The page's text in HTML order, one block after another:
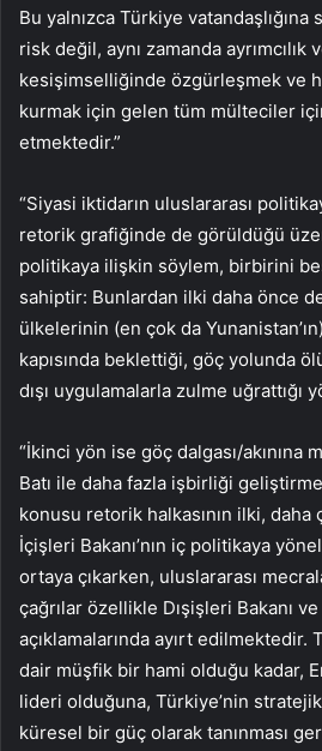
Bu yalnızca Türkiye
risk değil, aynı zamanda ayrımcılık
kesişimselliğinde özgürleşmek ve
kurmak için gelen tüm mülteciler
etmektedir.”
“Siyasi iktidarın uluslararası
retorik grafiğinde de görüldüğü
politikaya ilişkin söylem, birbirini
sahiptir: Bunlardan ilki daha önce
ülkelerinin (en çok da
kapısında beklettiği, göç yolunda
dışı uygulamalarla zulme uğrattığı
“İkinci yön ise göç dalgası/akınına
Batı ile daha fazla işbirliği
konusu retorik halkasının ilki, daha
İçişleri Bakanı’nın iç politikaya
ortaya çıkarken, uluslararası
çağrılar özellikle Dışişleri Bakanı ve
açıklamalarında ayırt edilmektedir.
dair müşfik bir hami olduğu kadar,
lideri olduğuna, Türkiye’nin
küresel bir güç olarak tanınması